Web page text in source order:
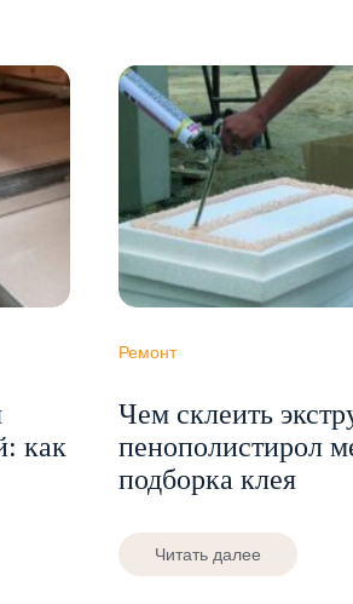
как
Ремонт
Чем склеить
пенополистирол
подборка клея
Читать далее